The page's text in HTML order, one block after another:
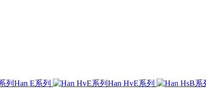
Han E系列 Han HvE系列